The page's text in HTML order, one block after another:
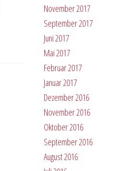
November 2017
September 2017
Juni 2017
Mai 2017
Februar 2017
Januar 2017
Dezember 2016
November 2016
Oktober 2016
September 2016
August 2016